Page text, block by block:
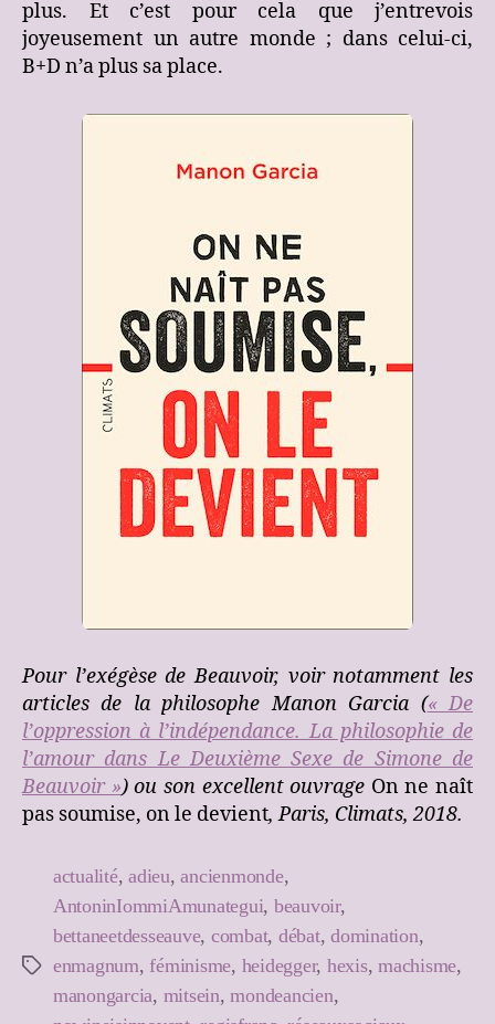
plus. Et c’est pour cela que j’entrevois
joyeusement un autre monde ; dans celui-ci,
B+D n’a plus sa place.
Pour l’exégèse de Beauvoir, voir notamment les
articles de la philosophe Manon Garcia (« De
l’oppression à l’indépendance. La philosophie de
l’amour dans Le Deuxième Sexe de Simone de
Beauvoir ») ou son excellent ouvrage On ne naît
pas soumise, on le devient, Paris, Climats, 2018.
Étiquettes
actualité,adieu,ancienmonde,
AntoninIommiAmunategui, beauvoir,
bettaneetdesseauve, combat, débat,domination,
enmagnum, féminisme, heidegger, hexis,machisme,
manongarcia, mitsein,mondeancien,